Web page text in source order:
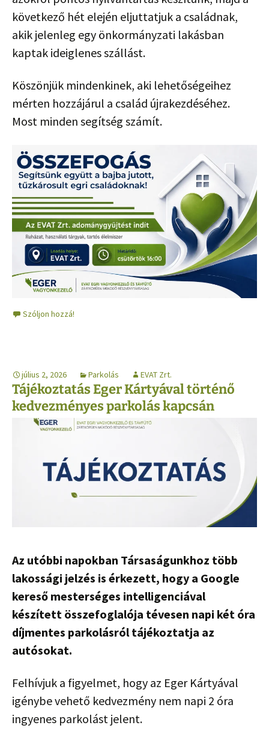
következő hét elején eljuttatjuk a családnak,
akik jelenleg egy önkormányzati lakásban
kaptak ideiglenes szállást.
Köszönjük mindenkinek, aki lehetőségeihez
mérten hozzájárul a család újrakezdéséhez.
Most minden segítség számít.
Szóljon hozzá!
Tájékoztatás Eger Kártyával történő
kedvezményes parkolás kapcsán
július 2, 2026 Parkolás EVAT Zrt.
Az utóbbi napokban Társaságunkhoz több
lakossági jelzés is érkezett, hogy a Google
kereső mesterséges intelligenciával
készített összefoglalója tévesen napi két óra
díjmentes parkolásról tájékoztatja az
autósokat.
Felhívjuk a figyelmet, hogy az Eger Kártyával
igénybe vehető kedvezmény nem napi 2 óra
ingyenes parkolást jelent.